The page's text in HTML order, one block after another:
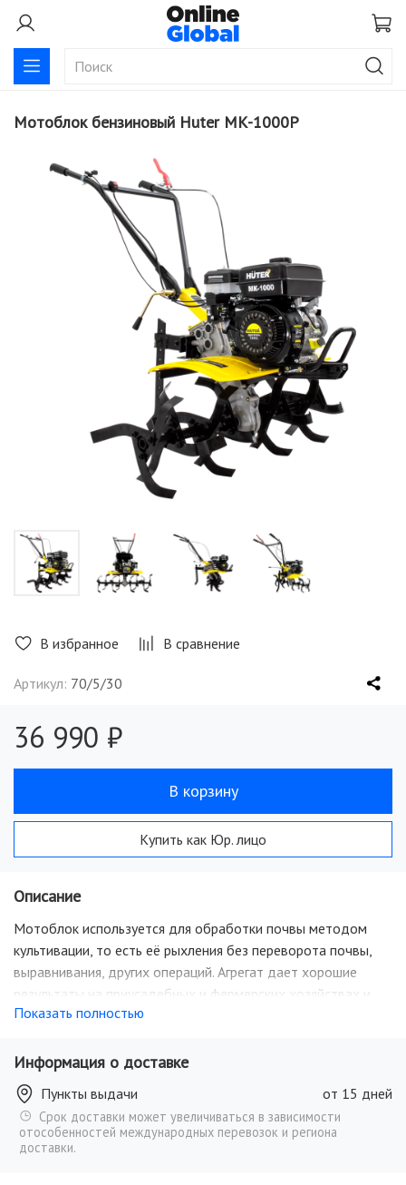
Мотоблок бензиновый Huter МК-1000P
В избранное В сравнение
Артикул: 70/5/30
Описание
Мотоблок используется для обработки почвы методом
культивации, то есть её рыхления без переворота почвы,
выравнивания, других операций. Агрегат дает хорошие
результаты на приусадебных и фермерских хозяйствах и
дачных участках, на ограниченных территориях,
Показать полностью
36 990 ₽
В корзину
Купить как Юр. лицо
Информация о доставке
Пункты выдачи от 15 дней
Срок доставки может увеличиваться в зависимости
отособенностей международных перевозок и региона
доставки.